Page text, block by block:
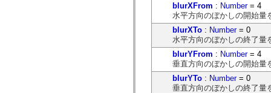
mx.automation.delegates.controls.dataGridClasses
mx.automation.delegates.controls.fileSystemClasses
blurXFrom : Number= 4
水平方向のぼかしの開始量
blurXTo : Number= 0
水平方向のぼかしの終了量
blurYFrom : Number= 4
垂直方向のぼかしの開始量
blurYTo : Number= 0
垂直方向のぼかしの終了量